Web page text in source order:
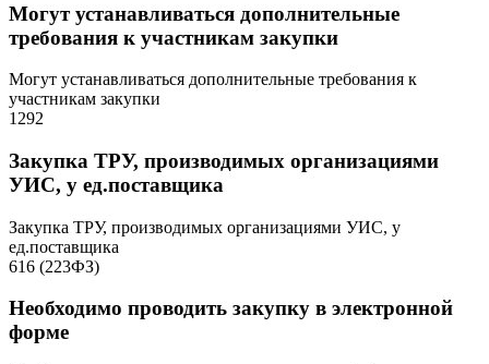
Могут устанавливаться дополнительные
требования к участникам закупки
Могут устанавливаться дополнительные требования к
участникам закупки
1292
Закупка ТРУ, производимых организациями
УИС, у ед.поставщика
Закупка ТРУ, производимых организациями УИС, у
ед.поставщика
616 (223ФЗ)
Необходимо проводить закупку в электронной
форме